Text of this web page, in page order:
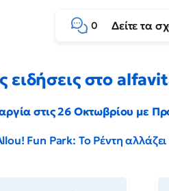
0 Δείτε τα
ειδήσεις στο
στις 26 Οκτωβρίου με
Fun Park: Το Ρέντη